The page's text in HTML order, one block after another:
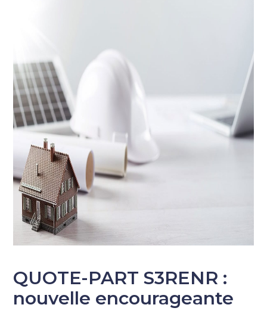
QUOTE-PART S3RENR :
nouvelle encourageante